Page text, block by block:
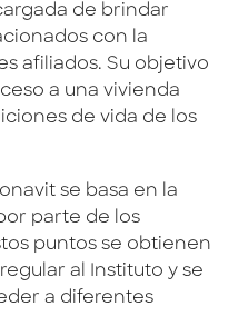
de brindar
con la
afiliados. Su objetivo
a una vivienda
de vida de los
se basa en la
parte de los
puntos se obtienen
al Instituto y se
a diferentes